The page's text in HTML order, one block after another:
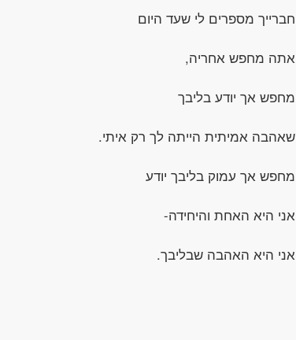
חברייך מספרים לי שעד היום
אתה מחפש אחריה,
מחפש אך יודע בליבך
שאהבה אמיתית הייתה לך רק איתי.
מחפש אך עמוק בליבך יודע
אני היא האחת והיחידה-
אני היא האהבה שבליבך.